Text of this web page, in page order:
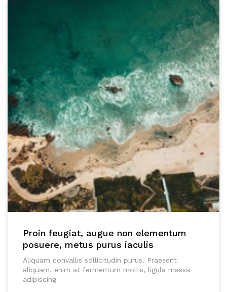
Proin feugiat, augue non elementum
posuere, metus purus iaculis
Aliquam convallis sollicitudin purus. Praesent
aliquam, enim at fermentum mollis, ligula massa
adipiscing